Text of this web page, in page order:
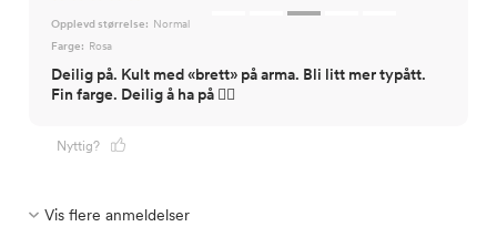
Opplevd størrelse: Normal
Farge: Rosa
Deilig på. Kult med «brett» på arma. Bli litt mer typått.
Fin farge. Deilig å ha på 👍🏻
Nyttig?
Vis flere anmeldelser